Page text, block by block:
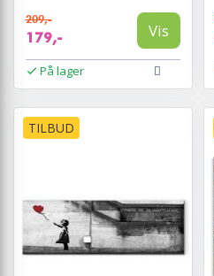
209,-
179,- Vis
På lager
TILBUD